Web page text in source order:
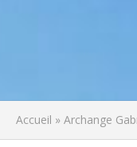
Accueil » Archange